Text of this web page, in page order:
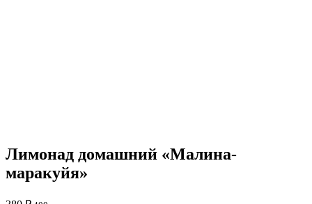
Лимонад домашний «Малина-
маракуйя»